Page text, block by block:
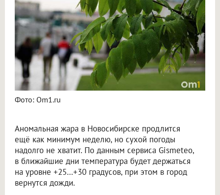
Фото: Om1.ru
Аномальная жара в Новосибирске продлится
ещё как минимум неделю, но сухой погоды
надолго не хватит. По данным сервиса Gismeteo,
в ближайшие дни температура будет держаться
на уровне +25…+30 градусов, при этом в город
вернутся дожди.